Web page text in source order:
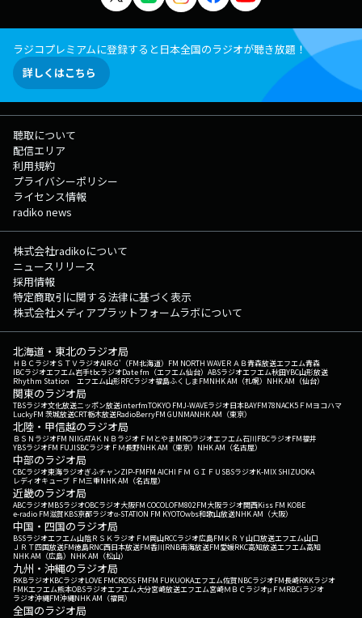
ラジコプレミアムに登録すると日本全国のラジオが聴き放題！
詳しくはこちら
聴取について
配信エリア
利用規約
プライバシーポリシー
ライセンス情報
radiko news
株式会社radikoについて
ニュースリリース
採用情報
特定商取引に関する法律に基づく表示
株式会社メディアプラットフォームラボについて
北海道・東北のラジオ局
ＨＢＣラジオＳＴＶラジオAIR-G'（FM北海道） FM NORTH WAVEＲＡＢ青森放送エフエム青森
IBCラジオエフエム岩手tbcラジオDate fm（エフエム仙台） ABSラジオエフエム秋田YBC山形放送
Rhythm Station エフエム山形RFCラジオ福島ふくしまFMNHK AM（札幌） NHK AM（仙台）
関東のラジオ局
TBSラジオ文化放送ニッポン放送interfmTOKYO FMJ-WAVEラジオ日本BAYFM78NACK5 ＦＭヨコハマ
LuckyFM 茨城放送CRT栃木放送RadioBerryFM GUNMANHK AM（東京）
北陸・甲信越のラジオ局
ＢＳＮラジオFM NIIGATAＫＮＢラジオ ＦＭとやまMROラジオエフエム石川FBCラジオFM福井
YBSラジオFM FUJISBCラジオ ＦＭ長野NHK AM（東京） NHK AM（名古屋）
中部のラジオ局
CBCラジオ東海ラジオぎふチャンZIP-FMFM AICHI ＦＭ ＧＩＦＵ SBSラジオK-MIX SHIZUOKA
レディオキューブ ＦＭ三重NHK AM（名古屋）
近畿のラジオ局
ABCラジオMBSラジオOBCラジオ大阪FM COCOLOFM802FM大阪ラジオ関西Kiss FM KOBE
e-radio FM滋賀KBS京都ラジオα-STATION FM KYOTOwbs和歌山放送NHK AM（大阪）
中国・四国のラジオ局
BSSラジオエフエム山陰ＲＳＫラジオ ＦＭ岡山RCCラジオ広島FM ＫＲＹ山口放送エフエム山口
ＪＲＴ四国放送FM徳島RNC西日本放送FM香川RNB南海放送FM愛媛RKC高知放送エフエム高知
NHK AM（広島） NHK AM（松山）
九州・沖縄のラジオ局
RKBラジオKBCラジオLOVE FMCROSS FMFM FUKUOKAエフエム佐賀NBCラジオFM長崎RKKラジオ
FMKエフエム熊本OBSラジオエフエム大分宮崎放送エフエム宮崎ＭＢＣラジオμＦＭRBCiラジオ
ラジオ沖縄FM沖縄NHK AM（福岡）
全国のラジオ局